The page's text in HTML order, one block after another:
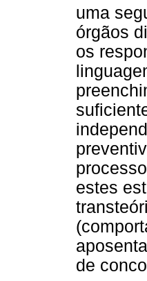
uma
órgãos
os
estes
de